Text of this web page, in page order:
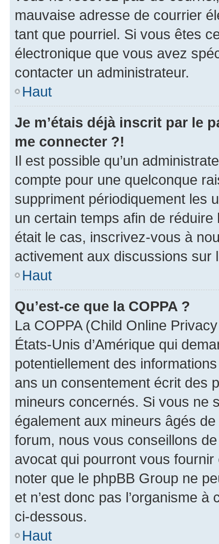
mauvaise adresse de courrier
tant que pourriel. Si vous êtes
électronique que vous avez
contacter un administrateur.
Haut
Je m’étais déjà inscrit par le
me connecter ?!
Il est possible qu’un
compte pour une quelconque
suppriment périodiquement les
un certain temps afin de
était le cas, inscrivez-vous à
activement aux discussions sur
Haut
Qu’est-ce que la COPPA ?
La COPPA (Child Online
États-Unis d’Amérique qui
potentiellement des
ans un consentement écrit des
mineurs concernés. Si vous ne
également aux mineurs âgés
forum, nous vous conseillons
avocat qui pourront vous
noter que le phpBB Group ne
et n’est donc pas l’organisme
ci-dessous.
Haut